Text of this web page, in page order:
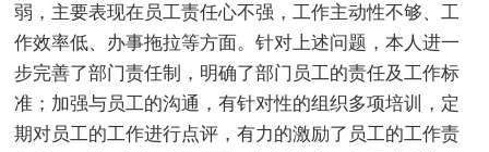
弱，主要表现在员工责任心不强，工作主动性不够、工
作效率低、办事拖拉等方面。针对上述问题，本人进一
步完善了部门责任制，明确了部门员工的责任及工作标
准；加强与员工的沟通，有针对性的组织多项培训，定
期对员工的工作进行点评，有力的激励了员工的工作责